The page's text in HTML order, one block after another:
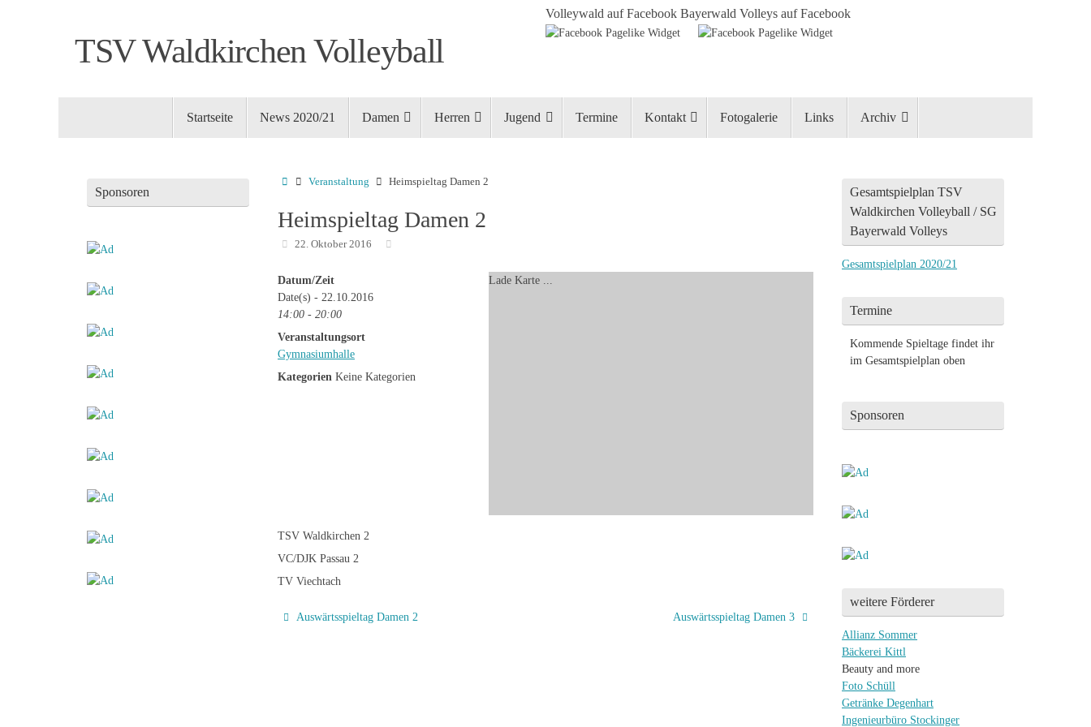
TSV Waldkirchen Volleyball
Volleywald auf Facebook Bayerwald Volleys auf Facebook
Startseite News 2020/21 Damen Herren Jugend Termine Kontakt Fotogalerie Links Archiv
Startseite
Veranstaltung Heimspieltag Damen 2
Heimspieltag Damen 2
22. Oktober 2016
Lade Karte ...
Datum/Zeit
Date(s) - 22.10.2016
14:00 - 20:00
Veranstaltungsort
Gymnasiumhalle
Kategorien Keine Kategorien
TSV Waldkirchen 2
VC/DJK Passau 2
TV Viechtach
Auswärtsspieltag Damen 2 Auswärtsspieltag Damen 3
Sponsoren
Gesamtspielplan TSV
Waldkirchen Volleyball / SG
Bayerwald Volleys
Gesamtspielplan 2020/21
Termine
Kommende Spieltage findet ihr
im Gesamtspielplan oben
Sponsoren
weitere Förderer
Allianz Sommer
Bäckerei Kittl
Beauty and more
Foto Schüll
Getränke Degenhart
Ingenieurbüro Stockinger